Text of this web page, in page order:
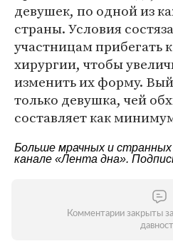
девушек, по одной из
страны. Условия
участницам прибегать
хирургии, чтобы
изменить их форму.
только девушка, чей
составляет как
Больше мрачных и странных
канале «Лента дна».
Комментарии закрыты